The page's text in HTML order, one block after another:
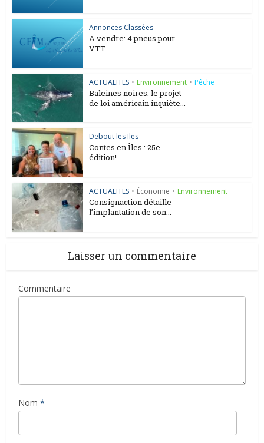
Annonces Classées
A vendre: 4 pneus pour
VTT
ACTUALITES • Environnement • Pêche
Baleines noires: le projet
de loi américain inquiète...
Debout les Iles
Contes en Îles : 25e
édition!
ACTUALITES • Économie • Environnement
Consignaction détaille
l’implantation de son...
Laisser un commentaire
Commentaire
Nom *